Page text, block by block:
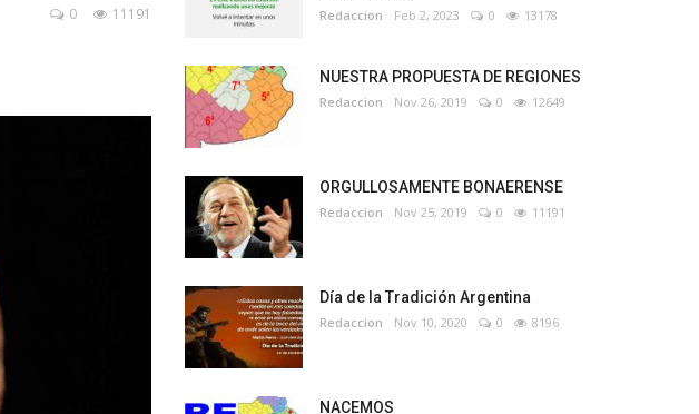
11191
0 Redaccion Feb 2, 2023 0 13178
NUESTRA PROPUESTA DE REGIONES
Redaccion Nov 26, 2019 0 12649
ORGULLOSAMENTE BONAERENSE
Redaccion Nov 25, 2019 0 11191
Día de la Tradición Argentina
Redaccion Nov 10, 2020 0 8196
NACEMOS